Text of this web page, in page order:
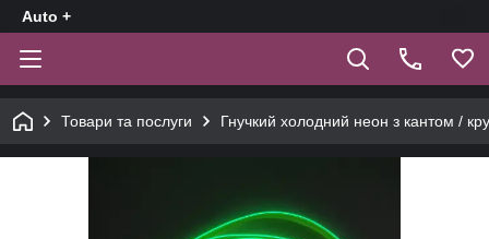
Auto +
Товари та послуги Гнучкий холодний неон з кантом /